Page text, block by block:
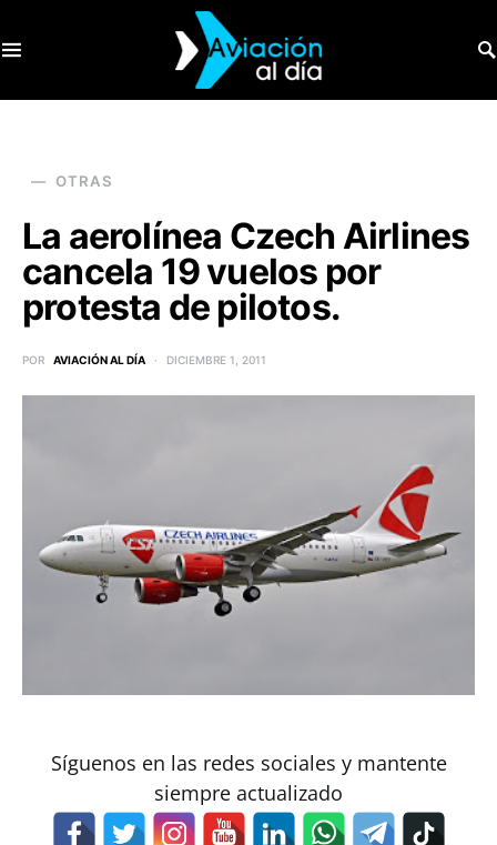
OTRAS
La aerolínea Czech Airlines
cancela 19 vuelos por
protesta de pilotos.
POR AVIACIÓN AL DÍA DICIEMBRE 1, 2011
Síguenos en las redes sociales y mantente
siempre actualizado